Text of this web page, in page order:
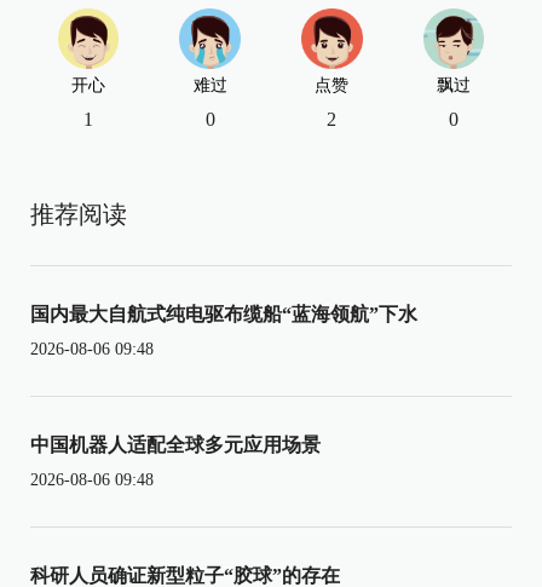
开心
1
难过
0
点赞
2
飘过
0
推荐阅读
国内最大自航式纯电驱布缆船“蓝海领航”下水
2026-08-06 09:48
中国机器人适配全球多元应用场景
2026-08-06 09:48
科研人员确证新型粒子“胶球”的存在